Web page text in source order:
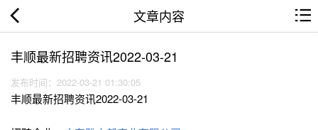
文章内容
丰顺最新招聘资讯2022-03-21
发布时间：2022-03-21 01:30:05
丰顺最新招聘资讯2022-03-21